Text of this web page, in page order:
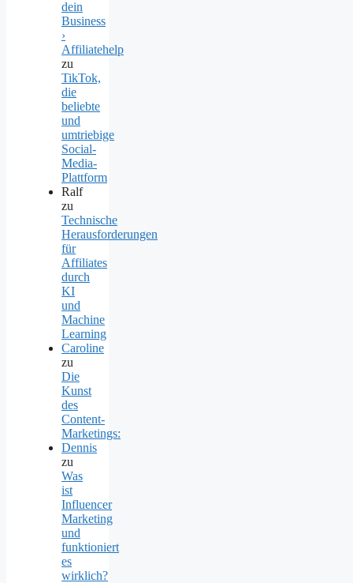
dein
Business
›
Affiliatehelp
zu
TikTok,
die
beliebte
und
umtriebige
Social-
Media-
Plattform
Ralf
zu
Technische
Herausforderungen
für
Affiliates
durch
KI
und
Machine
Learning
Caroline
zu
Die
Kunst
des
Content-
Marketings:
Dennis
zu
Was
ist
Influencer
Marketing
und
funktioniert
es
wirklich?